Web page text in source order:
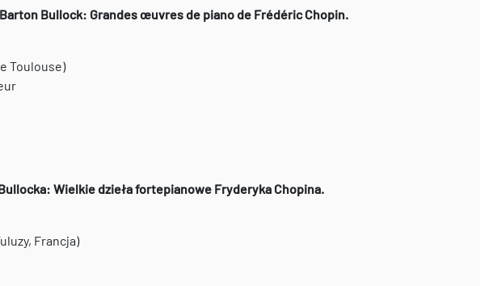
Bullock: Grandes œuvres de piano de Frédéric Chopin.
Toulouse)
Wielkie dzieła fortepianowe Fryderyka Chopina.
Francja)